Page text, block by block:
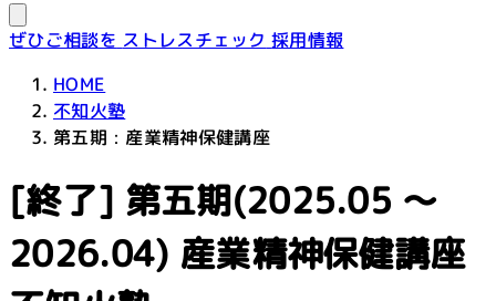
ぜひご相談を ストレスチェック 採用情報
HOME
不知火塾
第五期：産業精神保健講座
[終了] 第五期(2025.05 〜
2026.04) 産業精神保健講座